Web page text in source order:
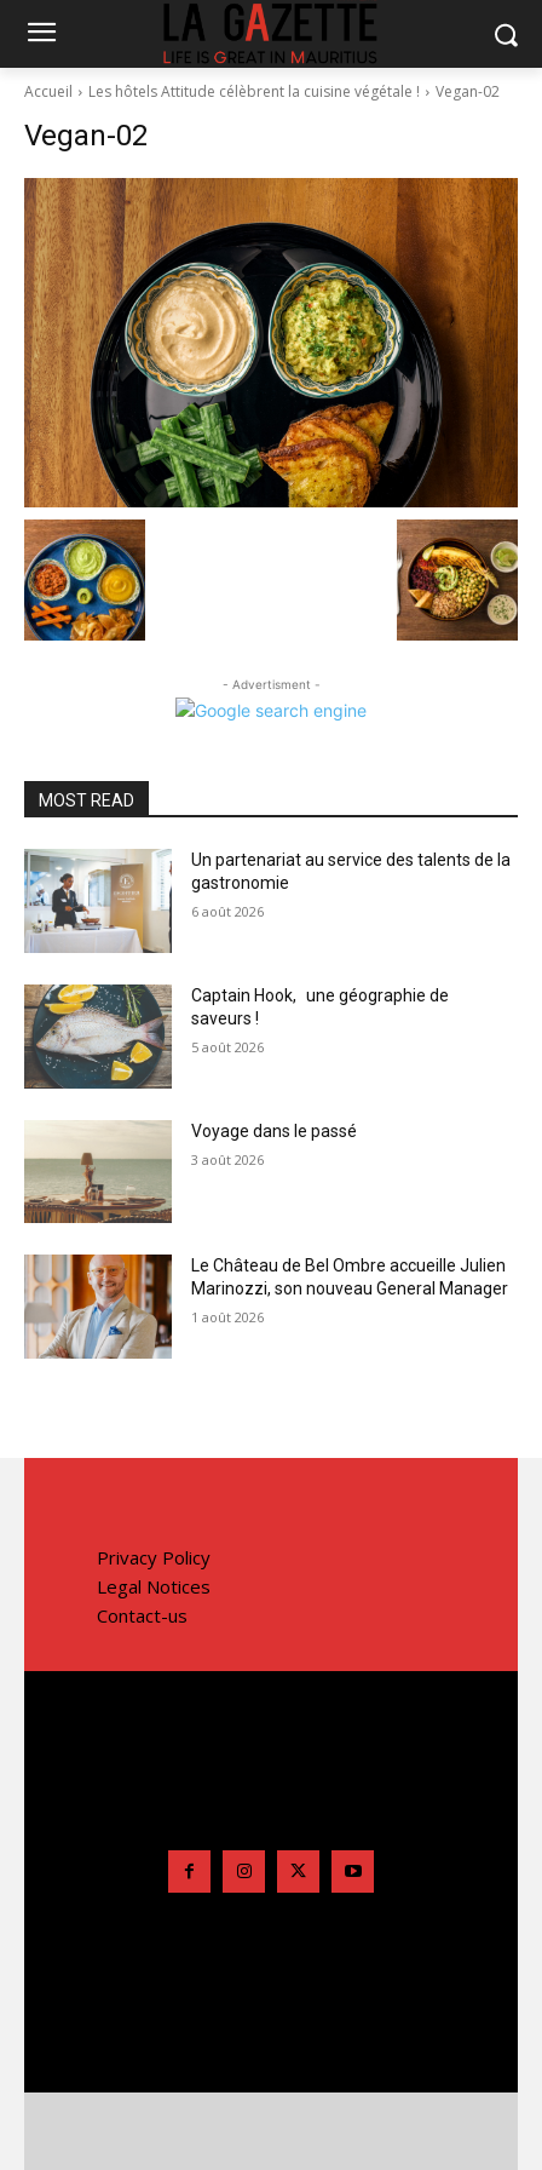
Accueil Les hôtels Attitude célèbrent la cuisine végétale ! Vegan-02
Vegan-02
- Advertisment -
MOST READ
Un partenariat au service des talents de la
gastronomie
6 août 2026
Captain Hook, une géographie de
saveurs !
5 août 2026
Voyage dans le passé
3 août 2026
Le Château de Bel Ombre accueille Julien
Marinozzi, son nouveau General Manager
1 août 2026
Privacy Policy
Legal Notices
Contact-us